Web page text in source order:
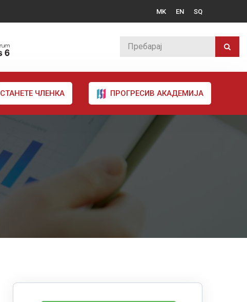
MK EN SQ
СТАНЕТЕ ЧЛЕНКА ПРОГРЕСИВ АКАДЕМИЈА